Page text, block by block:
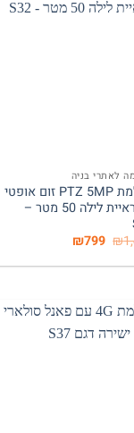
לאתרי בניה
מצלמת PTZ 5MP זום אופטי
X5 ראיית לילה 50 מטר –
₪ המחיר
היה:
₪799
הוא: